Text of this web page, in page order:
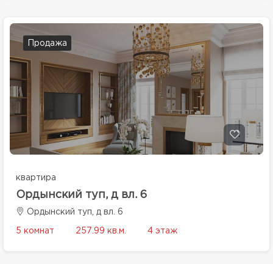
Продажа
квартира
Ордынский туп, д вл. 6
Ордынский туп, д вл. 6
5 комнат 257.99 кв.м. 4 этаж